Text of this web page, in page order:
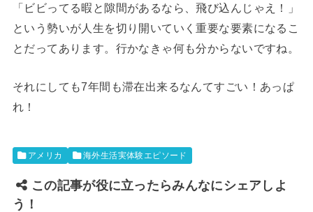
「ビビってる暇と隙間があるなら、飛び込んじゃえ！」
という勢いが人生を切り開いていく重要な要素になるこ
とだってあります。行かなきゃ何も分からないですね。
それにしても7年間も滞在出来るなんてすごい！あっぱ
れ！
アメリカ 海外生活実体験エピソード
この記事が役に立ったらみんなにシェアしよ
う！